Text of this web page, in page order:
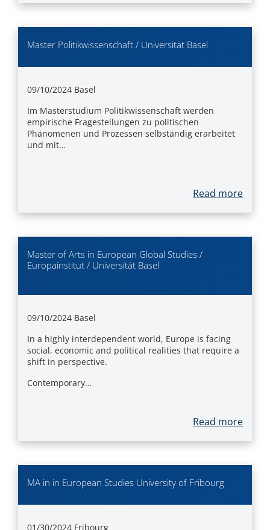
Master Politikwissenschaft / Universität Basel
09/10/2024 Basel
Im Masterstudium Politikwissenschaft werden
empirische Fragestellungen zu politischen
Phänomenen und Prozessen selbständig erarbeitet
und mit…
Read more
Master of Arts in European Global Studies /
Europainstitut / Universität Basel
09/10/2024 Basel
In a highly interdependent world, Europe is facing
social, economic and political realities that require a
shift in perspective.
Contemporary…
Read more
MA in in European Studies University of Fribourg
01/30/2024 Fribourg